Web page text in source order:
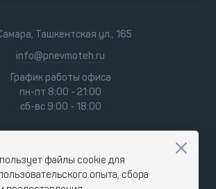
Ташкентская ул., 165
info@pnevmoteh.ru
График работы офиса
пн-пт 8:00 - 21:00
сб-вс 9:00 - 18:00
файлы cookie для
опыта, сбора